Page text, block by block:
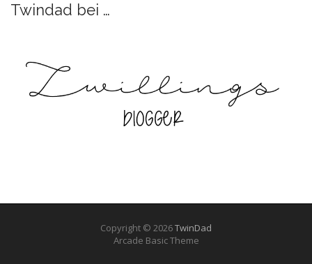
Twindad bei …
Copyright © 2026TwinDad
Arcade Basic Theme